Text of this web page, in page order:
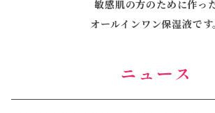
敏感肌の方のために作っ
オールインワン保湿液です
ニュース